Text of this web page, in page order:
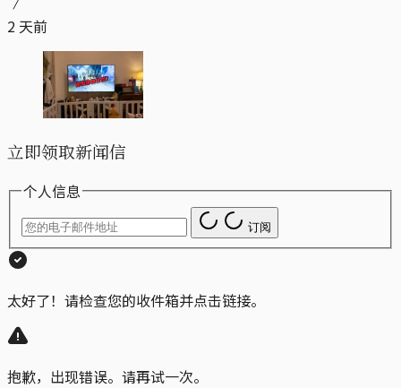
2 天前
立即领取新闻信
个人信息
订阅
太好了！请检查您的收件箱并点击链接。
抱歉，出现错误。请再试一次。